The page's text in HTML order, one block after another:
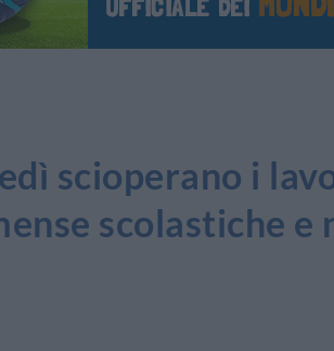
scioperano i
scolastiche e